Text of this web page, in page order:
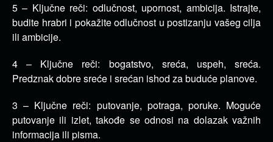
5 – Ključne reči: odlučnost, upornost, ambicija. Istrajte,
budite hrabri i pokažite odlučnost u postizanju vašeg cilja
ili ambicije.
4 – Ključne reči: bogatstvo, sreća, uspeh, sreća.
Predznak dobre sreće i srećan ishod za buduće planove.
3 – Ključne reči: putovanje, potraga, poruke. Moguće
putovanje ili izlet, takođe se odnosi na dolazak važnih
informacija ili pisma.